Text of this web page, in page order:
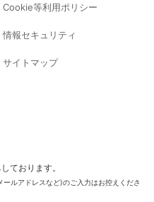
Cookie等利用ポリシー
情報セキュリティ
サイトマップ
ております。
ルアドレスなど)のご入力はお控えくださ